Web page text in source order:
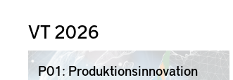
VT 2026
P01: Produktionsinnovation